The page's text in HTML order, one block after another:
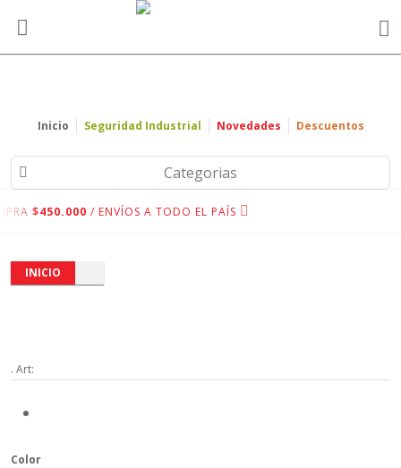
Inicio Seguridad Industrial Novedades Descuentos
Categorias
$450.000 / ENVÍOS A TODO EL PAÍS
INICIO
. Art:
Color